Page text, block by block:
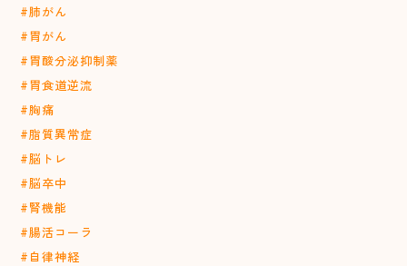
#肺がん
#胃がん
#胃酸分泌抑制薬
#胃食道逆流
#胸痛
#脂質異常症
#脳トレ
#脳卒中
#腎機能
#腸活コーラ
#自律神経